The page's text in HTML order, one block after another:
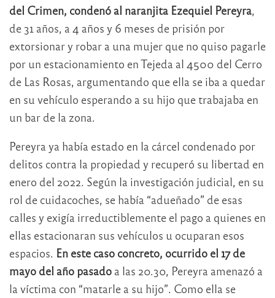
del Crimen, condenó al naranjita Ezequiel Pereyra,
de 31 años, a 4 años y 6 meses de prisión por
extorsionar y robar a una mujer que no quiso pagarle
por un estacionamiento en Tejeda al 4500 del Cerro
de Las Rosas, argumentando que ella se iba a quedar
en su vehículo esperando a su hijo que trabajaba en
un bar de la zona.
Pereyra ya había estado en la cárcel condenado por
delitos contra la propiedad y recuperó su libertad en
enero del 2022. Según la investigación judicial, en su
rol de cuidacoches, se había “adueñado” de esas
calles y exigía irreductiblemente el pago a quienes en
ellas estacionaran sus vehículos u ocuparan esos
espacios. En este caso concreto, ocurrido el 17 de
mayo del año pasado a las 20.30, Pereyra amenazó a
la víctima con “matarle a su hijo”. Como ella se